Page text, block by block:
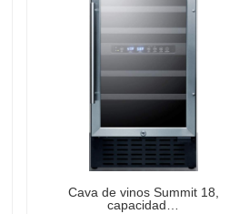
Cava de vinos Summit 18,
capacidad…